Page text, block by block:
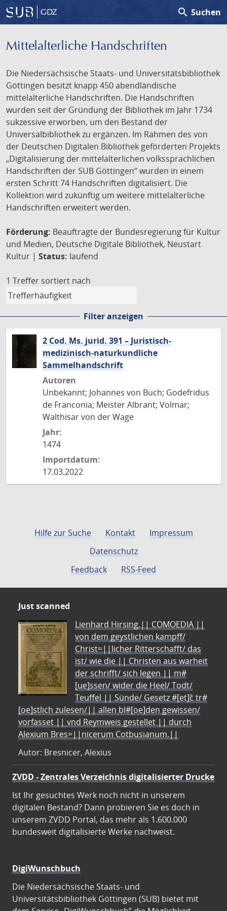
GDZ search Suchen
Mittelalterliche Handschriften
Die Niedersächsische Staats- und Universitätsbibliothek
Göttingen besitzt knapp 450 abendländische
mittelalterliche Handschriften. Die Handschriften
wurden seit der Gründung der Bibliothek im Jahr 1734
sukzessive erworben, um den Bestand der
Universalbibliothek zu ergänzen. Im Rahmen des von
der Deutschen Digitalen Bibliothek geförderten Projekts
„Digitalisierung der mittelalterlichen volkssprachlichen
Handschriften der SUB Göttingen“ wurden in einem
ersten Schritt 74 Handschriften digitalisiert. Die
Kollektion wird zukünftig um weitere mittelalterliche
Handschriften erweitert werden.
Förderung: Beauftragte der Bundesregierung für Kultur
und Medien, Deutsche Digitale Bibliothek, Neustart
Kultur | Status: laufend
1 Treffer sortiert nach
Filter anzeigen
2 Cod. Ms. jurid. 391 – Juristisch-
medizinisch-naturkundliche
Sammelhandschrift
Autoren
Unbekannt; Johannes von Buch; Godefridus
de Franconia; Meister Albrant; Volmar;
Walthisar von der Wage
Jahr:
1474
Importdatum:
17.03.2022
Hilfe zur Suche Kontakt
Impressum
Datenschutz
Feedback
RSS-Feed
Just scanned
Lienhard Hirsing.|| COMOEDIA ||
von dem geystlichen kampff/
Christ=||licher Ritterschafft/ das
ist/ wie die || Christen aus warheit
der schrifft/ sich legen || m#
[ue]ssen/ wider die Heel/ Todt/
Teuffel || Sünde/ Gesetz #[et]c̃ tr#
[oe]stlich zulesen/|| allen bl#[oe]den gewissen/
vorfasset || vnd Reymweis gestellet || durch
Alexium Bres=||nicerum Cotbusianum.||
Autor: Bresnicer, Alexius
ZVDD - Zentrales Verzeichnis digitalisierter Drucke
Ist Ihr gesuchtes Werk noch nicht in unserem
digitalen Bestand? Dann probieren Sie es doch in
unserem ZVDD Portal, das mehr als 1.600.000
bundesweit digitalisierte Werke nachweist.
DigiWunschbuch
Die Niedersächsische Staats- und
Universitätsbibliothek Göttingen (SUB) bietet mit